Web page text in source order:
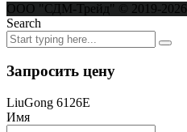
ООО "СДМ-Трейд" © 2019-2026
Search
Запросить цену
LiuGong 6126E
Имя